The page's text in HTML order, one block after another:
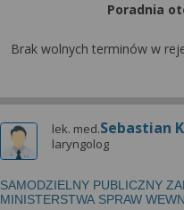
Poradnia
Brak wolnych terminów w
lek. med.Sebastian
laryngolog
SAMODZIELNY PUBLICZNY
MINISTERSTWA SPRAW